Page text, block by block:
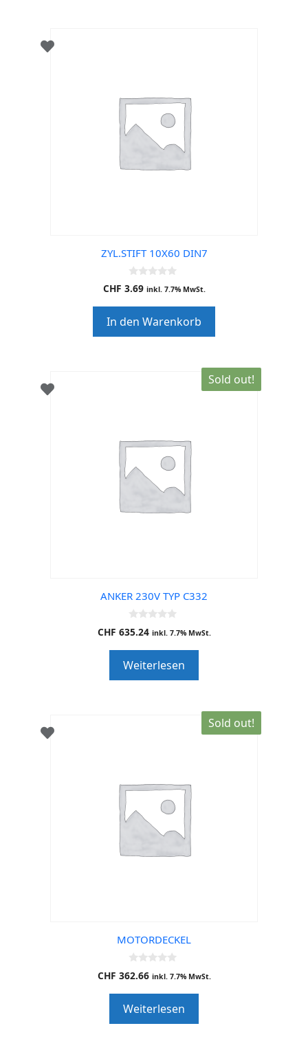
ZYL.STIFT 10X60 DIN7
0
o
o
f
5
CHF 3.69 inkl. 7.7% MwSt.
In den Warenkorb
Sold out!
ANKER 230V TYP C332
0
o
o
f
5
CHF 635.24 inkl. 7.7% MwSt.
Weiterlesen
Sold out!
MOTORDECKEL
0
o
o
f
5
CHF 362.66 inkl. 7.7% MwSt.
Weiterlesen